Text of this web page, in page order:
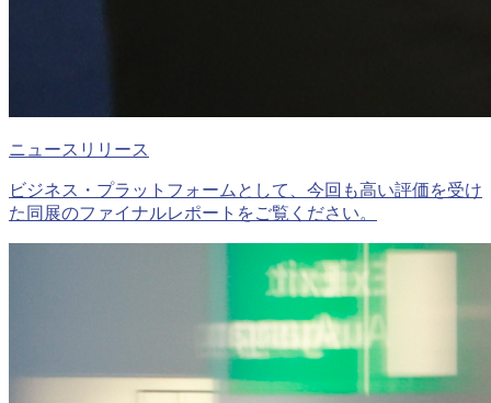
ニュースリリース
ビジネス・プラットフォームとして、今回も高い評価を受け
た同展のファイナルレポートをご覧ください。